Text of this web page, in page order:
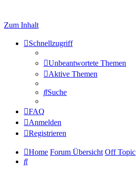
Zum Inhalt
Schnellzugriff
Unbeantwortete Themen
Aktive Themen
Suche
FAQ
Anmelden
Registrieren
Home Forum Übersicht Off Topic
Suche